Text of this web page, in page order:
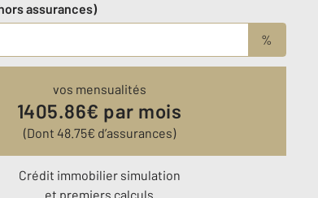
assurances)
%
vos mensualités
1405.86€ par mois
(Dont 48.75€ d’assurances)
Crédit immobilier simulation
et premiers calculs